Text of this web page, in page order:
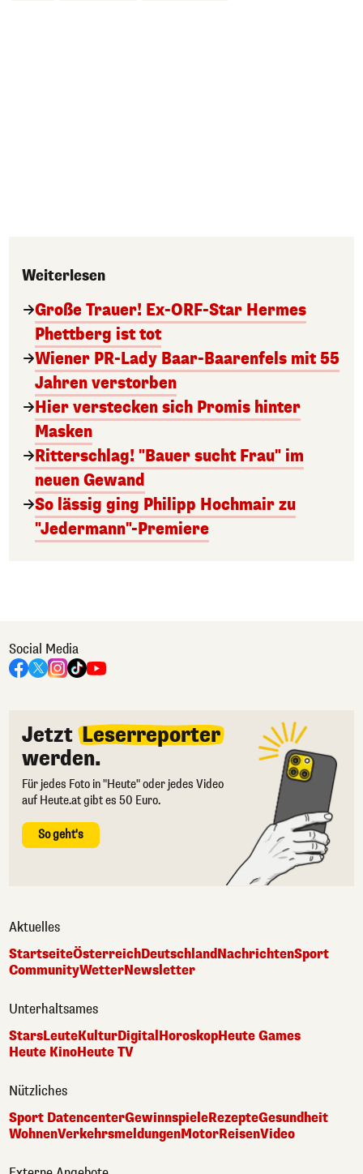
Weiterlesen
Große Trauer! Ex-ORF-Star Hermes
Phettberg ist tot
Wiener PR-Lady Baar-Baarenfels mit 55
Jahren verstorben
Hier verstecken sich Promis hinter
Masken
Ritterschlag! "Bauer sucht Frau" im
neuen Gewand
So lässig ging Philipp Hochmair zu
"Jedermann"-Premiere
Social Media
Jetzt Leserreporter
werden.
Für jedes Foto in "Heute" oder jedes Video
auf Heute.at gibt es 50 Euro.
So geht's
Aktuelles
StartseiteÖsterreichDeutschlandNachrichtenSport
CommunityWetterNewsletter
Unterhaltsames
StarsLeuteKulturDigitalHoroskopHeute Games
Heute KinoHeute TV
Nützliches
Sport DatencenterGewinnspieleRezepteGesundheit
WohnenVerkehrsmeldungenMotorReisenVideo